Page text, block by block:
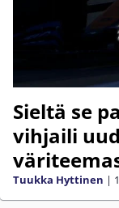
Sieltä se
vihjaili
Tuukka Hyttinen |